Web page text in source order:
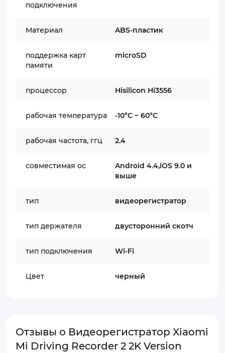
подключения
Материал ABS-пластик
поддержка карт
памяти
microSD
процессор Hisilicon Hi3556
рабочая температура -10°C ~ 60°C
рабочая частота, ггц 2.4
совместимая oc
Android 4.4,iOS 9.0 и
выше
тип видеорегистратор
тип держателя двусторонний скотч
тип подключения Wi-Fi
Цвет черный
Отзывы о Видеорегистратор Xiaomi
Mi Driving Recorder 2 2K Version